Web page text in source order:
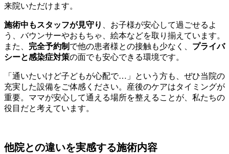
来院いただけます。
施術中もスタッフが見守り
、お子様が安心して過ごせるよ
う、バウンサーやおもちゃ、絵本などを取り揃えています。
また、 完全予約制 で他の患者様との接触も少なく、 プライバ
シーと感染症対策の面でも安心できる環境です。
「通いたいけど子どもが心配で…」という方も、ぜひ当院の
充実した設備をご体感ください。産後のケアはタイミングが
重要。ママが安心して通える場所を整えることが、私たちの
役目だと考えています。
他院との違いを実感する施術内容